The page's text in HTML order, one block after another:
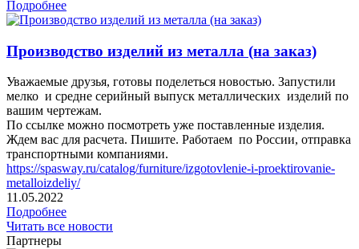
Подробнее
Производство изделий из металла (на заказ)
Уважаемые друзья, готовы поделеться новостью. Запустили
мелко и средне серийный выпуск металлических изделий по
вашим чертежам.
По ссылке можно посмотреть уже поставленные изделия.
Ждем вас для расчета. Пишите. Работаем по России, отправка
транспортными компаниями.
https://spasway.ru/catalog/furniture/izgotovlenie-i-proektirovanie-
metalloizdeliy/
11.05.2022
Подробнее
Читать все новости
Партнеры